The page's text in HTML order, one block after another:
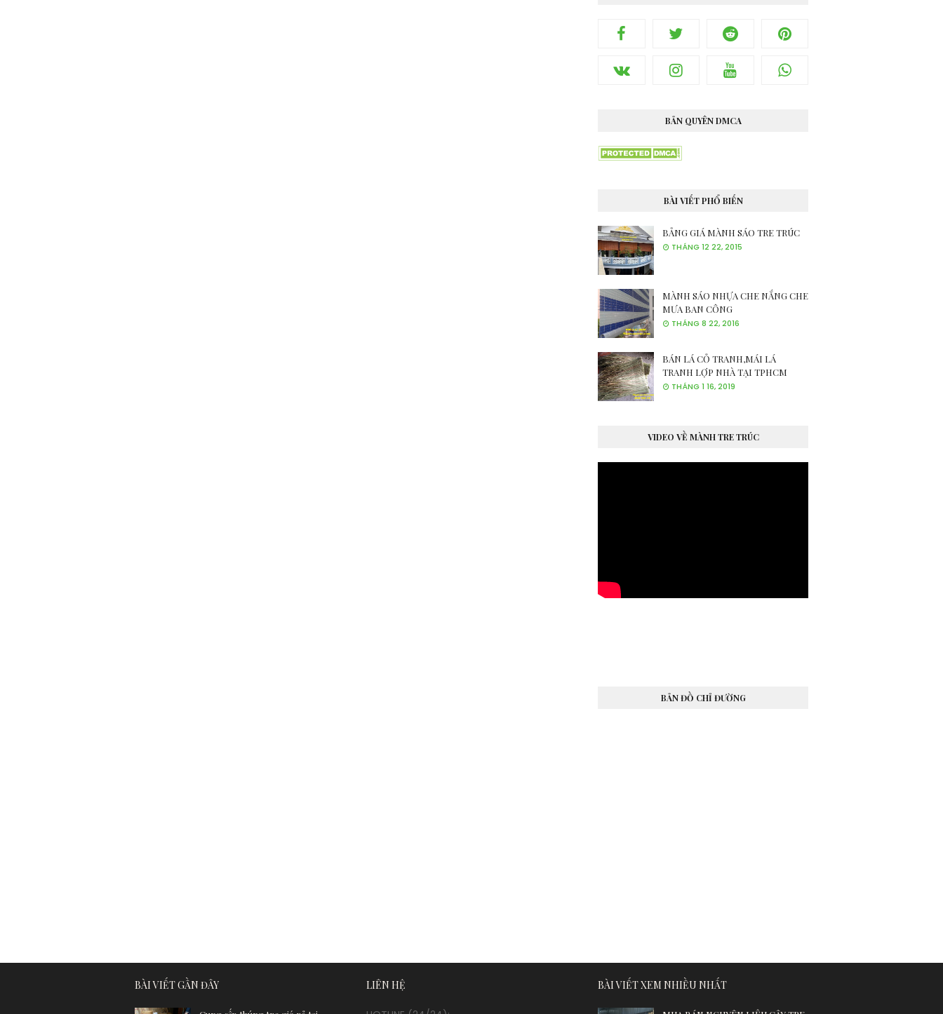
BẢN QUYÊN DMCA
BÀI VIẾT PHỔ BIẾN
BẢNG GIÁ MÀNH SÁO TRE TRÚC
THÁNG 12 22, 2015
MÀNH SÁO NHỰA CHE NẮNG CHE
MƯA BAN CÔNG
THÁNG 8 22, 2016
BÁN LÁ CỎ TRANH,MÁI LÁ
TRANH LỢP NHÀ TẠI TPHCM
THÁNG 1 16, 2019
VIDEO VỀ MÀNH TRE TRÚC
BẢN ĐỒ CHỈ ĐƯỜNG
BÀI VIẾT GẦN ĐÂY LIÊN HỆ BÀI VIẾT XEM NHIỀU NHẤT